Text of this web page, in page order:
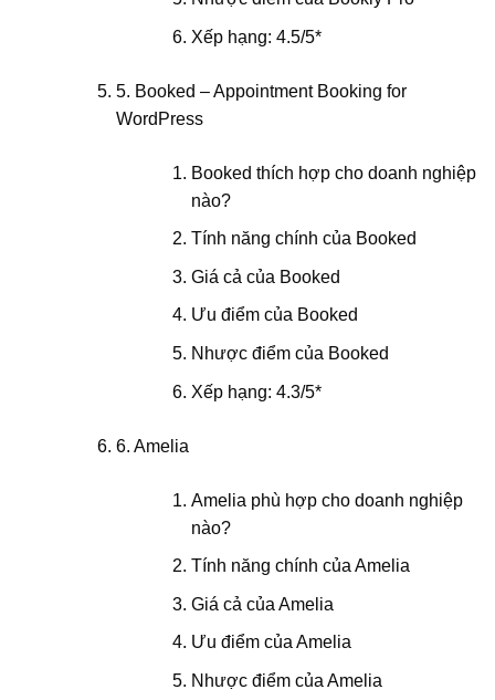
Xếp hạng: 4.5/5*
5. Booked – Appointment Booking for
WordPress
Booked thích hợp cho doanh nghiệp
nào?
Tính năng chính của Booked
Giá cả của Booked
Ưu điểm của Booked
Nhược điểm của Booked
Xếp hạng: 4.3/5*
6. Amelia
Amelia phù hợp cho doanh nghiệp
nào?
Tính năng chính của Amelia
Giá cả của Amelia
Ưu điểm của Amelia
Nhược điểm của Amelia